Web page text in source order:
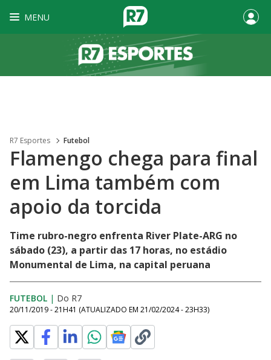
MENU
R7 Esportes Futebol
Flamengo chega para final
em Lima também com
apoio da torcida
Time rubro-negro enfrenta River Plate-ARG no
sábado (23), a partir das 17 horas, no estádio
Monumental de Lima, na capital peruana
FUTEBOL | Do R7
20/11/2019 - 21H41 (ATUALIZADO EM 21/02/2024 - 23H33)